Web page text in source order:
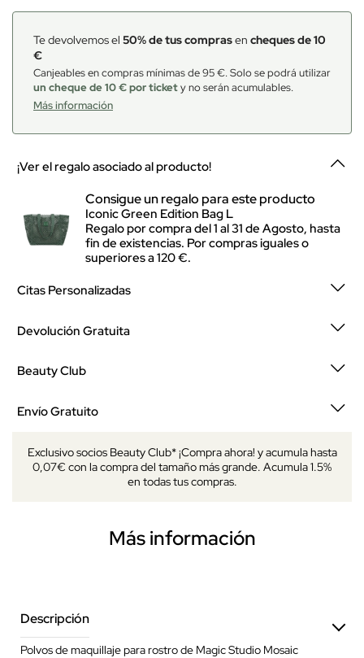
Te devolvemos el 50% de tus comprasen cheques de 10
€
Canjeables en compras mínimas de 95 €. Solo se podrá utilizar
un cheque de 10 € por tickety no serán acumulables.
Más información
¡Ver el regalo asociado al producto!
Consigue un regalo para este producto
Iconic Green Edition Bag L
Regalo por compra del 1 al 31 de Agosto, hasta
fin de existencias. Por compras iguales o
superiores a 120 €.
Citas Personalizadas
Devolución Gratuita
Beauty Club
Envío Gratuito
Exclusivo socios Beauty Club* ¡Compra ahora! y acumula hasta
0,07€ con la compra del tamaño más grande. Acumula 1.5%
en todas tus compras.
Más información
Descripción
Polvos de maquillaje para rostro de Magic Studio Mosaic